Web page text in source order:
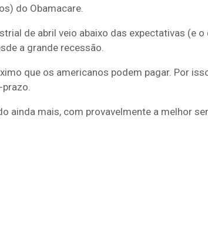
do Obamacare.
de abril veio abaixo das expectativas (e
a grande recessão.
que os americanos podem pagar. Por
ainda mais, com provavelmente a melhor